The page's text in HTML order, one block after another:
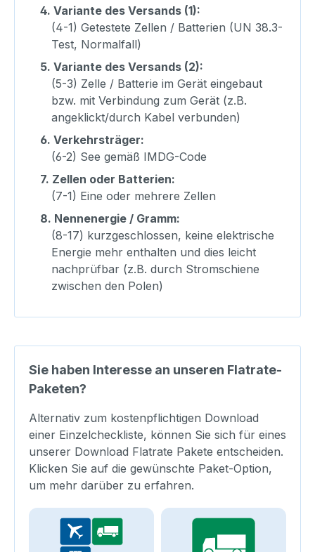
4. Variante des Versands (1):
(4-1) Getestete Zellen / Batterien (UN 38.3-
Test, Normalfall)
5. Variante des Versands (2):
(5-3) Zelle / Batterie im Gerät eingebaut
bzw. mit Verbindung zum Gerät (z.B.
angeklickt/durch Kabel verbunden)
6. Verkehrsträger:
(6-2) See gemäß IMDG-Code
7. Zellen oder Batterien:
(7-1) Eine oder mehrere Zellen
8. Nennenergie / Gramm:
(8-17) kurzgeschlossen, keine elektrische
Energie mehr enthalten und dies leicht
nachprüfbar (z.B. durch Stromschiene
zwischen den Polen)
Sie haben Interesse an unseren Flatrate-
Paketen?
Alternativ zum kostenpflichtigen Download
einer Einzelcheckliste, können Sie sich für eines
unserer Download Flatrate Pakete entscheiden.
Klicken Sie auf die gewünschte Paket-Option,
um mehr darüber zu erfahren.